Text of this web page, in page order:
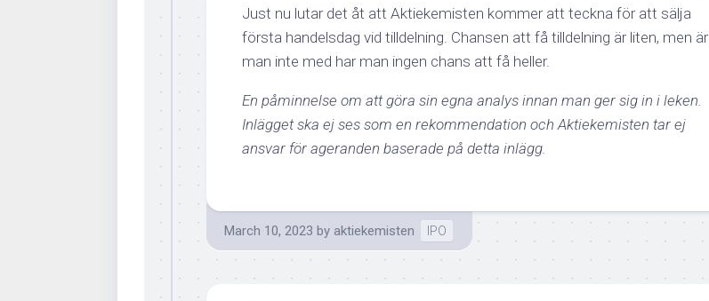
Just nu lutar det åt att Aktiekemisten kommer att teckna för att sälja
första handelsdag vid tilldelning. Chansen att få tilldelning är liten, men är
man inte med har man ingen chans att få heller.
En påminnelse om att göra sin egna analys innan man ger sig in i leken.
Inlägget ska ej ses som en rekommendation och Aktiekemisten tar ej
ansvar för ageranden baserade på detta inlägg.
March 10, 2023 by aktiekemisten IPO